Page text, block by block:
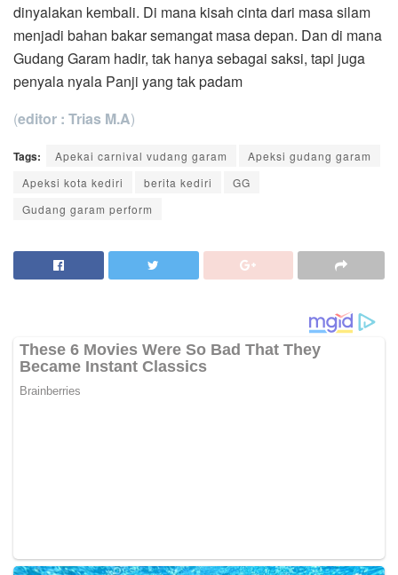
dinyalakan kembali. Di mana kisah cinta dari masa silam
menjadi bahan bakar semangat masa depan. Dan di mana
Gudang Garam hadir, tak hanya sebagai saksi, tapi juga
penyala nyala Panji yang tak padam
(editor : Trias M.A)
Tags: Apekai carnival vudang garam
Apeksi gudang garam
Apeksi kota kediri
berita kediri
GG
Gudang garam perform